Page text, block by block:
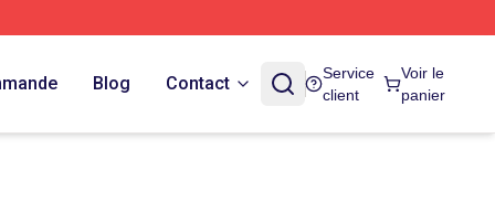
Blog Contact
Service
client
Voir le
panier